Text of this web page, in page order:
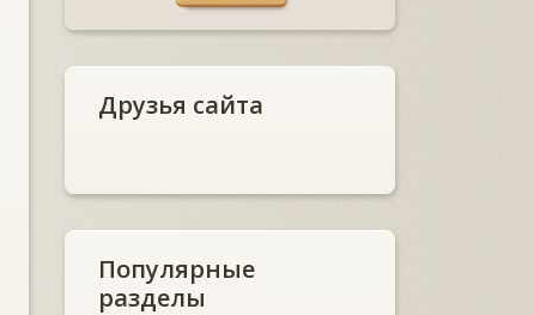
Друзья сайта
Популярные
разделы